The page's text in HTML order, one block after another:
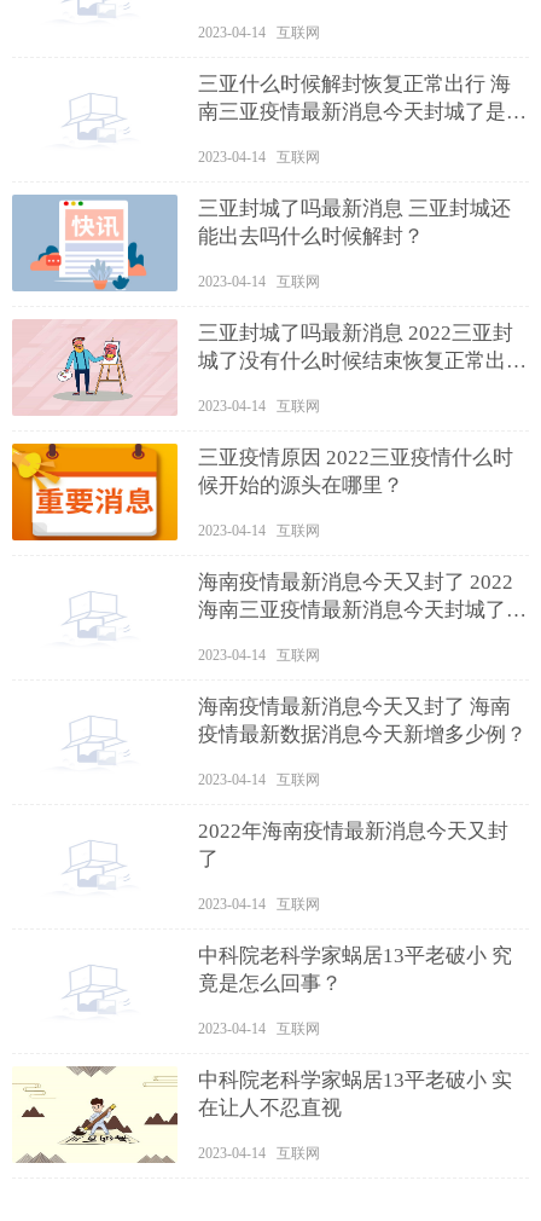
2023-04-14 互联网
三亚什么时候解封恢复正常出行 海
南三亚疫情最新消息今天封城了是真
2023-04-14 互联网
三亚封城了吗最新消息 三亚封城还
能出去吗什么时候解封？
2023-04-14 互联网
三亚封城了吗最新消息 2022三亚封
城了没有什么时候结束恢复正常出
2023-04-14 互联网
三亚疫情原因 2022三亚疫情什么时
候开始的源头在哪里？
2023-04-14 互联网
海南疫情最新消息今天又封了 2022
海南三亚疫情最新消息今天封城了是
2023-04-14 互联网
海南疫情最新消息今天又封了 海南
疫情最新数据消息今天新增多少例？
2023-04-14 互联网
2022年海南疫情最新消息今天又封
了
2023-04-14 互联网
中科院老科学家蜗居13平老破小 究
竟是怎么回事？
2023-04-14 互联网
中科院老科学家蜗居13平老破小 实
在让人不忍直视
2023-04-14 互联网